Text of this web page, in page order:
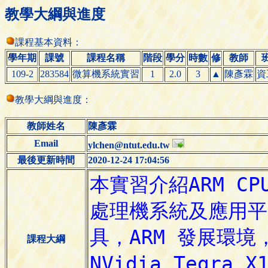
教學大綱與進度
課程基本資料：
學年期
課號 課程名稱 階段 學分 時數 修 教師
109-2
283584 微算機系統實習 1 2.0 3 ▲ 陳彥霖
教學大綱與進度：
教師姓名
陳彥霖
Email
ylchen@ntut.edu.tw
最後更新時間
2020-12-24 17:04:56
課程大綱